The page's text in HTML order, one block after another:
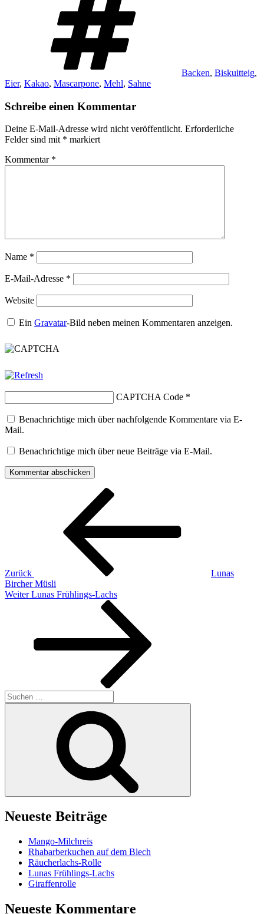
Backen, Biskuitteig,
Eier, Kakao, Mascarpone, Mehl, Sahne
Schreibe einen Kommentar
Deine E-Mail-Adresse wird nicht veröffentlicht. Erforderliche
Felder sind mit * markiert
Kommentar *
Name *
E-Mail-Adresse *
Website
EinGravatar-Bild neben meinen Kommentaren anzeigen.
CAPTCHA Code *
Benachrichtige mich über nachfolgende Kommentare via E-
Mail.
Benachrichtige mich über neue Beiträge via E-Mail.
Beitragsnavigation
Zurück
Lunas
Bircher Müsli
Nächster
Weiter Lunas Frühlings-Lachs
Suchen
nach:
Neueste Beiträge
Mango-Milchreis
Rhabarberkuchen auf dem Blech
Räucherlachs-Rolle
Lunas Frühlings-Lachs
Giraffenrolle
Neueste Kommentare